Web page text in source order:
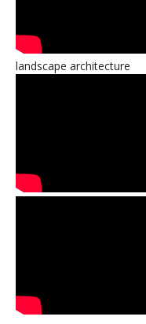
landscape architecture